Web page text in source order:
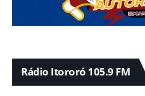
Rádio Itororó 105.9 FM